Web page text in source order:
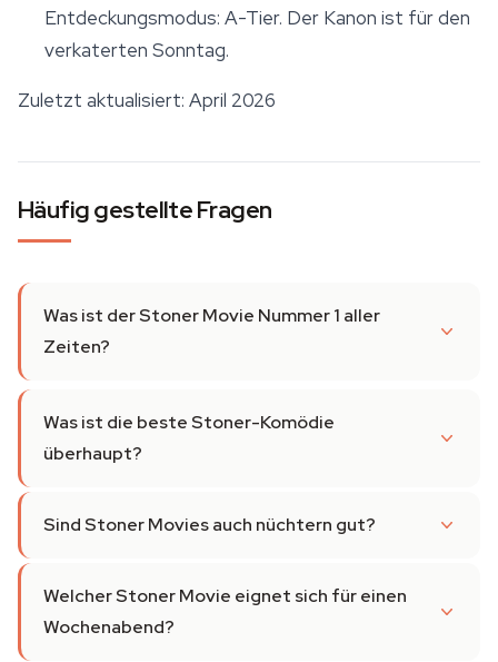
Entdeckungsmodus: A-Tier. Der Kanon ist für den
verkaterten Sonntag.
Zuletzt aktualisiert: April 2026
Häufig gestellte Fragen
Was ist der Stoner Movie Nummer 1 aller
Zeiten?
Was ist die beste Stoner-Komödie
überhaupt?
Sind Stoner Movies auch nüchtern gut?
Welcher Stoner Movie eignet sich für einen
Wochenabend?